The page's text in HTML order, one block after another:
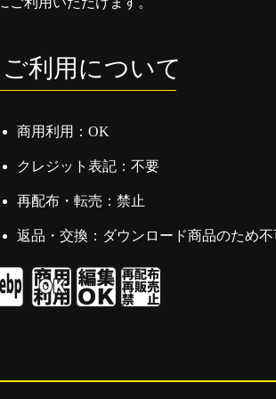
利用について
商用利用：OK
クレジット表記：不要
再配布・転売：禁止
返品・交換：ダウンロード商品のため不